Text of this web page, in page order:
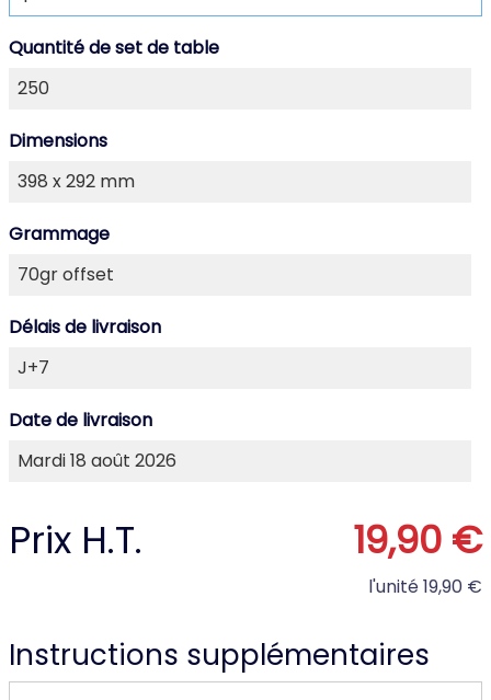
Quantité de set de table
Dimensions
Grammage
Délais de livraison
Date de livraison
Prix H.T. 19,90 €
l'unité19,90 €
Instructions supplémentaires